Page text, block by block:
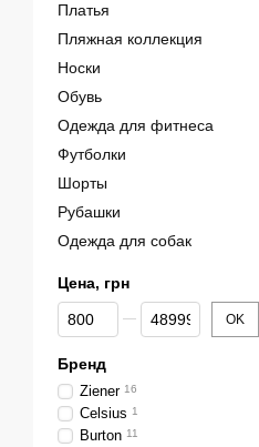
Платья
Пляжная коллекция
Носки
Обувь
Одежда для фитнеса
Футболки
Шорты
Рубашки
Одежда для собак
Цена, грн
От Цена, грн
До Цена, грн OK
Бренд
Ziener 16
Celsius 1
Burton 11